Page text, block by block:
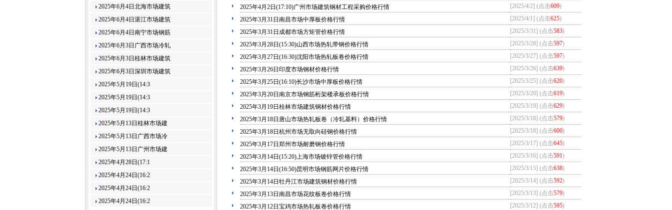
2025年6月4日北海市场建筑
2025年6月4日湛江市场建筑
2025年6月4日南宁市场钢筋
2025年6月3日广西市场冷轧
2025年6月3日桂林市场建筑
2025年6月3日深圳市场建筑
2025年5月19日(14:3
2025年5月19日(14:3
2025年5月19日(14:3
2025年5月13日桂林市场建
2025年5月13日广西市场冷
2025年5月13日广州市场建
2025年4月28日(17:1
2025年4月24日(16:2
2025年4月24日(16:2
2025年4月24日(16:2
2025年4月2日(17:10)广州市场建筑钢材工程采购价格行情
[2025/4/2] (点击609)
2025年3月31日南昌市场中厚板价格行情
[2025/4/1] (点击625)
2025年3月31日成都市场方矩管价格行情
[2025/3/31] (点击583)
2025年3月28日(15:30)山西市场热轧带钢价格行情
[2025/3/28] (点击597)
2025年3月27日(16:30)沈阳市场热轧板卷价格行情
[2025/3/27] (点击597)
2025年3月26日印度市场钢材价格行情
[2025/3/26] (点击639)
2025年3月25日(16:10)长沙市场中厚板价格行情
[2025/3/25] (点击620)
2025年3月20日南京市场钢筋桁架楼承板价格行情
[2025/3/20] (点击619)
2025年3月19日桂林市场建筑钢材价格行情
[2025/3/19] (点击629)
2025年3月18日唐山市场热轧板卷（冷轧基料）价格行情
[2025/3/18] (点击579)
2025年3月18日杭州市场无取向硅钢价格行情
[2025/3/18] (点击600)
2025年3月17日郑州市场耐磨钢价格行情
[2025/3/17] (点击645)
2025年3月14日(15:20)上海市场镀锌管价格行情
[2025/3/16] (点击591)
2025年3月14日(16:50)昆明市场钢筋网片价格行情
[2025/3/15] (点击638)
2025年3月14日牡丹江市场建筑钢材价格行情
[2025/3/14] (点击592)
2025年3月13日南昌市场花纹板卷价格行情
[2025/3/13] (点击579)
2025年3月12日宝鸡市场热轧板卷价格行情
[2025/3/12] (点击595)